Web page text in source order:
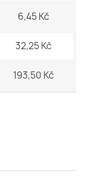
6,45 Kč
32,25 Kč
193,50 Kč